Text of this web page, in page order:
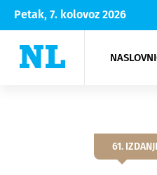
Petak, 7. kolovoz 2026
61.